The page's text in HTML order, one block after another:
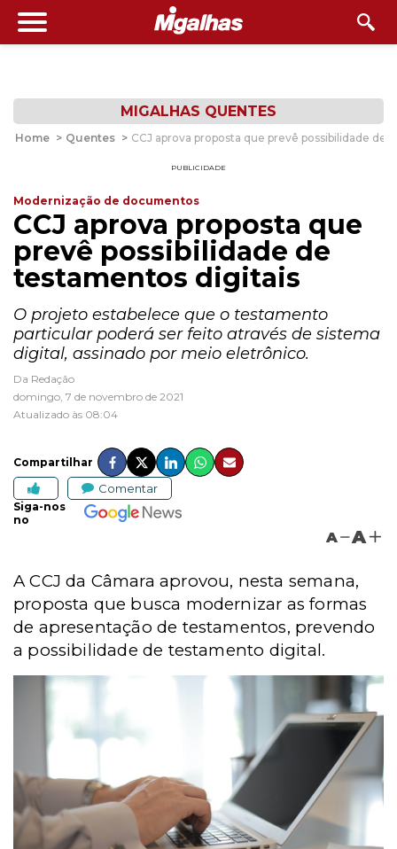
MIGALHAS QUENTES
Home > Quentes > CCJ aprova proposta que prevê possibilidade de
PUBLICIDADE
Modernização de documentos
CCJ aprova proposta que
prevê possibilidade de
testamentos digitais
O projeto estabelece que o testamento
particular poderá ser feito através de sistema
digital, assinado por meio eletrônico.
Da Redação
domingo, 7 de novembro de 2021
Atualizado às 08:04
Compartilhar
Comentar
Siga-nos
no
A A
A CCJ da Câmara aprovou, nesta semana,
proposta que busca modernizar as formas
de apresentação de testamentos, prevendo
a possibilidade de testamento digital.